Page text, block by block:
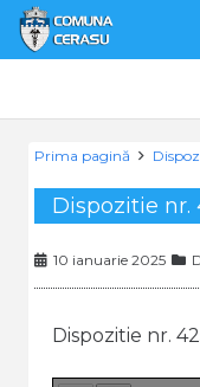
Prima pagină
Dispozitie nr.
10 ianuarie 2025
Dispozitie nr.